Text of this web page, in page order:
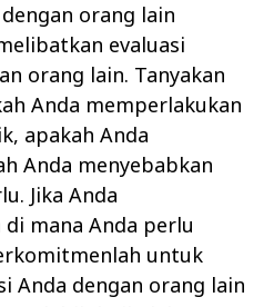
orang lain
evaluasi
orang lain. Tanyakan
Anda memperlakukan
apakah Anda
Anda menyebabkan
Jika Anda
mana Anda perlu
untuk
Anda dengan orang lain